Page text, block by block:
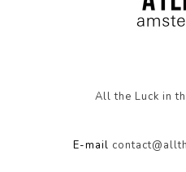
All the Luck in
E-mail